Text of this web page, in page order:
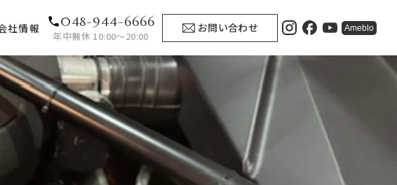
社情報 048-944-6666
年中無休 10:00〜20:00
お問い合わせ Ameblo